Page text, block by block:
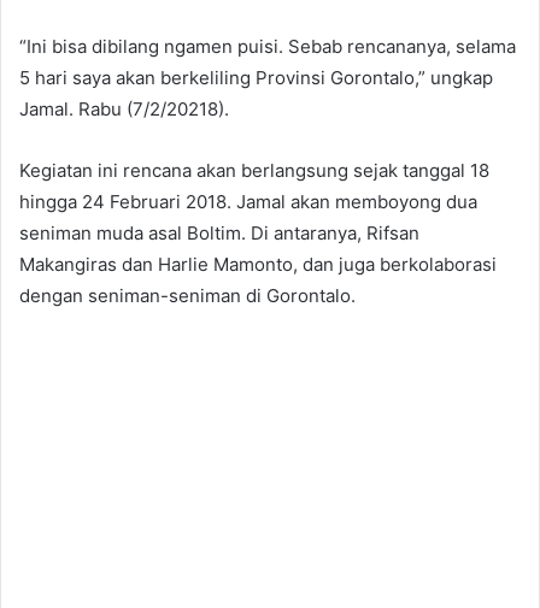
“Ini bisa dibilang ngamen puisi. Sebab rencananya, selama
5 hari saya akan berkeliling Provinsi Gorontalo,” ungkap
Jamal. Rabu (7/2/20218).
Kegiatan ini rencana akan berlangsung sejak tanggal 18
hingga 24 Februari 2018. Jamal akan memboyong dua
seniman muda asal Boltim. Di antaranya, Rifsan
Makangiras dan Harlie Mamonto, dan juga berkolaborasi
dengan seniman-seniman di Gorontalo.